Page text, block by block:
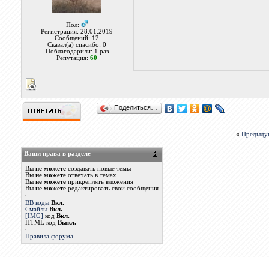
Пол:
Регистрация: 28.01.2019
Сообщений: 12
Сказал(а) спасибо: 0
Поблагодарили: 1 раз
Репутация:60
Поделиться…
«
Ваши права в разделе
Вы не можетесоздавать новые темы
Вы не можетеотвечать в темах
Вы не можетеприкреплять вложения
Вы не можетередактировать свои сообщения
BB коды Вкл.
Смайлы Вкл.
[IMG] код Вкл.
HTML код Выкл.
Правила форума